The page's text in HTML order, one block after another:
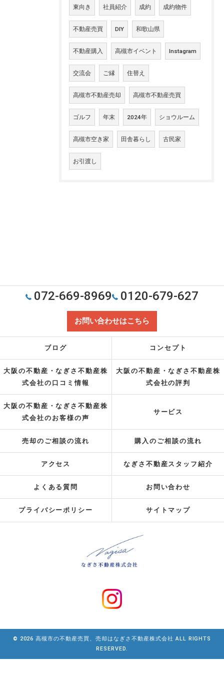
東向き 社員紹介 成約 成約物件
不動産売買 DIY 和歌山県
不動産購入 高槻市イベント Instagram
交流会 ご縁 住替え
高槻市不動産売却 高槻市不動産売買
ゴルフ 年末 2024年 ショウルーム
高槻市空き家 田舎暮らし 古民家
お引渡し
072-669-8969 0120-679-627
お問い合わせはこちら
ブログ コンセプト
大阪の不動産・なぎさ不動産株
式会社の口コミ情報
大阪の不動産・なぎさ不動産株
式会社の評判
大阪の不動産・なぎさ不動産株
式会社のお客様の声
サービス
売却のご相談の流れ 購入のご相談の流れ
アクセス なぎさ不動産スタッフ紹介
よくある質問 お問い合わせ
プライバシーポリシー サイトマップ
© 2026 高槻市の不動産売買、売却はなぎさ不動産株式会社 ALL RIGHTS
RESERVED.